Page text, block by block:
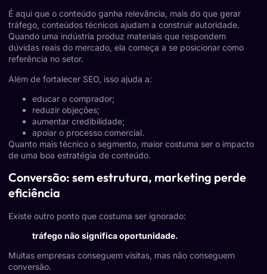
É aqui que o conteúdo ganha relevância, mais do que gerar
tráfego, conteúdos técnicos ajudam a construir autoridade.
Quando uma indústria produz materiais que respondem
dúvidas reais do mercado, ela começa a se posicionar como
referência no setor.
Além de fortalecer SEO, isso ajuda a:
educar o comprador;
reduzir objeções;
aumentar credibilidade;
apoiar o processo comercial.
Quanto mais técnico o segmento, maior costuma ser o impacto
de uma boa estratégia de conteúdo.
Conversão: sem estrutura, marketing perde
eficiência
Existe outro ponto que costuma ser ignorado:
tráfego não significa oportunidade.
Muitas empresas conseguem visitas, mas não conseguem
conversão.